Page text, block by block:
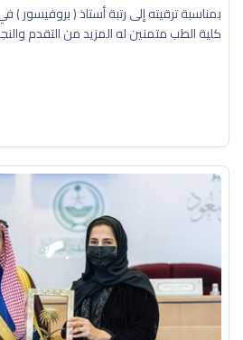
بمناسبة ترقيته إلى رتبة أستاذ (
كلية الطب متمنين له المزيد من التقدم